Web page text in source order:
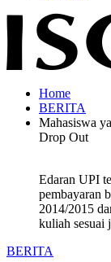
Home
BERITA
Mahasiswa
Drop Out
Edaran UPI
pembayaran
2014/2015
kuliah sesuai
BERITA